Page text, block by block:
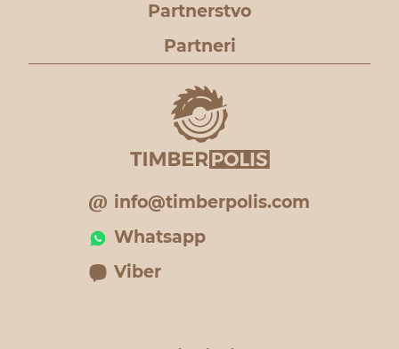
Partnerstvo
Partneri
info@timberpolis.com
Whatsapp
Viber